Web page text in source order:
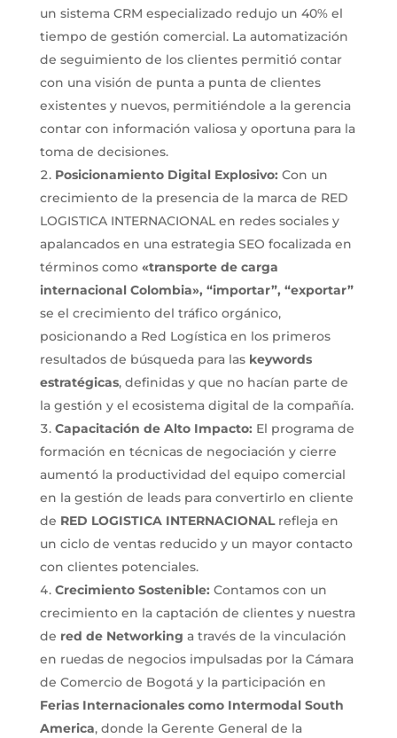
un sistema CRM especializado redujo un 40% el
tiempo de gestión comercial. La automatización
de seguimiento de los clientes permitió contar
con una visión de punta a punta de clientes
existentes y nuevos, permitiéndole a la gerencia
contar con información valiosa y oportuna para la
toma de decisiones.
Posicionamiento Digital Explosivo: Con un
crecimiento de la presencia de la marca de RED
LOGISTICA INTERNACIONAL en redes sociales y
apalancados en una estrategia SEO focalizada en
términos como «transporte de carga
internacional Colombia», “importar”, “exportar”
se el crecimiento del tráfico orgánico,
posicionando a Red Logística en los primeros
resultados de búsqueda para las keywords
estratégicas, definidas y que no hacían parte de
la gestión y el ecosistema digital de la compañía.
Capacitación de Alto Impacto: El programa de
formación en técnicas de negociación y cierre
aumentó la productividad del equipo comercial
en la gestión de leads para convertirlo en cliente
de RED LOGISTICA INTERNACIONALrefleja en
un ciclo de ventas reducido y un mayor contacto
con clientes potenciales.
Crecimiento Sostenible: Contamos con un
crecimiento en la captación de clientes y nuestra
de red de Networking a través de la vinculación
en ruedas de negocios impulsadas por la Cámara
de Comercio de Bogotá y la participación en
Ferias Internacionales como Intermodal South
America, donde la Gerente General de la